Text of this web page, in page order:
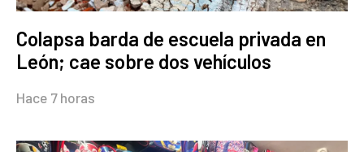
Colapsa barda de escuela privada en
León; cae sobre dos vehículos
Hace 7 horas